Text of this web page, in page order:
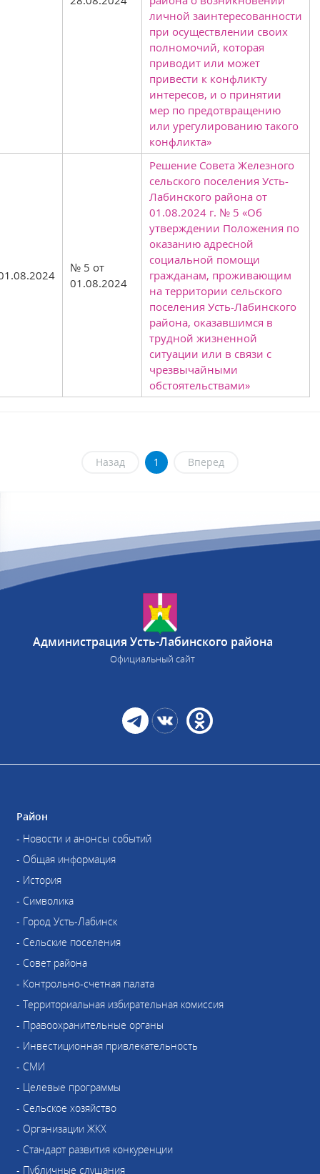
личной заинтересованности
при осуществлении своих
полномочий, которая
приводит или может
привести к конфликту
интересов, и о принятии
мер по предотвращению
или урегулированию такого
конфликта»
№ 5 от
01.08.2024
Решение Совета Железного
сельского поселения Усть-
Лабинского района от
01.08.2024 г. № 5 «Об
утверждении Положения по
оказанию адресной
социальной помощи
гражданам, проживающим
на территории сельского
поселения Усть-Лабинского
района, оказавшимся в
трудной жизненной
ситуации или в связи с
чрезвычайными
обстоятельствами»
Назад 1 Вперед
Администрация Усть-Лабинского района
Официальный сайт
Район
- Новости и анонсы событий
- Общая информация
- История
- Символика
- Город Усть-Лабинск
- Сельские поселения
- Совет района
- Контрольно-счетная палата
- Территориальная избирательная комиссия
- Правоохранительные органы
- Инвестиционная привлекательность
- СМИ
- Целевые программы
- Сельское хозяйство
- Организации ЖКХ
- Стандарт развития конкуренции
- Публичные слушания